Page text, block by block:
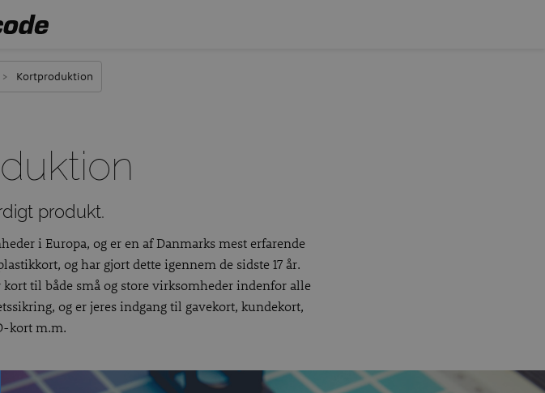
> Kortproduktion
produkt.
i Europa, og er en af Danmarks mest erfarende
og har gjort dette igennem de sidste 17 år.
til både små og store virksomheder indenfor alle
og er jeres indgang til gavekort, kundekort,
kort m.m.